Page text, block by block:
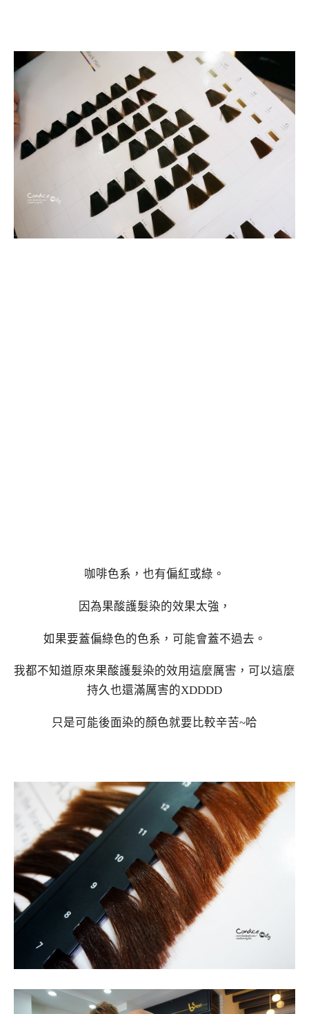
咖啡色系，也有偏紅或綠。
因為果酸護髮染的效果太強，
如果要蓋偏綠色的色系，可能會蓋不過去。
我都不知道原來果酸護髮染的效用這麼厲害，可以這麼
持久也還滿厲害的XDDDD
只是可能後面染的顏色就要比較辛苦~哈